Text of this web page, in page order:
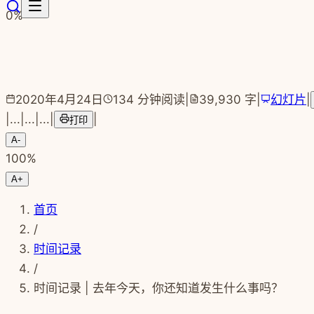
跳转到主要内容
0%
2020年4月24日 134 分钟阅读 39,930 字 幻灯片
... ... ... 打印
A-
100%
A+
首页
/
时间记录
/
时间记录 | 去年今天，你还知道发生什么事吗？